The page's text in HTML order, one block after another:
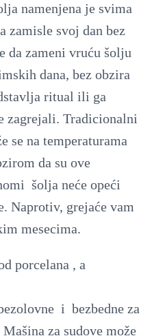
namenjena je svima
zamisle svoj dan bez
da zameni vruću šolju
dana, bez obzira
ritual ili ga
zagrejali. Tradicionalni
se na temperaturama
da su ove
šolja neće opeći
Naprotiv, grejaće vam
mesecima.
porcelana , a
i bezbedne za
za sudove može